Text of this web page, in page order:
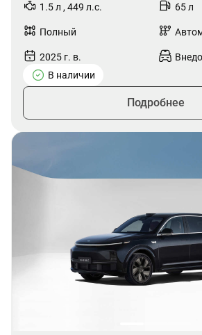
1.5 л , 449 л.с. 65 л
Полный
2025 г. в.
В наличии
Подробнее